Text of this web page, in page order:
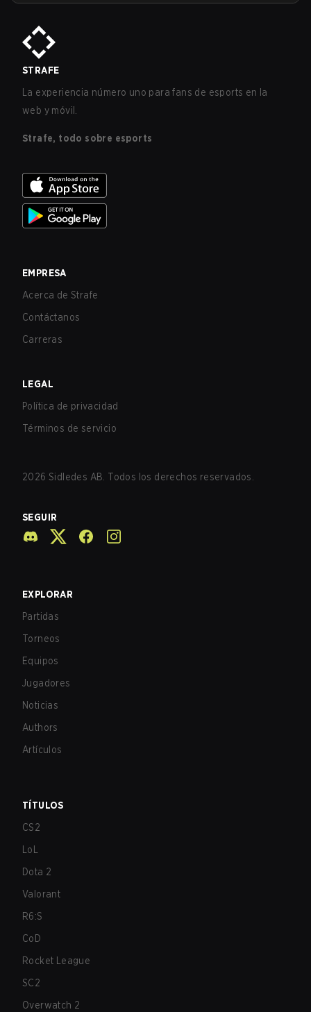
STRAFE
La experiencia número uno para fans de esports en la
web y móvil.
Strafe, todo sobre esports
EMPRESA
Acerca de Strafe
Contáctanos
Carreras
LEGAL
Política de privacidad
Términos de servicio
2026 Sidledes AB. Todos los derechos reservados.
SEGUIR
EXPLORAR
Partidas
Torneos
Equipos
Jugadores
Noticias
Authors
Artículos
TÍTULOS
CS2
LoL
Dota 2
Valorant
R6:S
CoD
Rocket League
SC2
Overwatch 2